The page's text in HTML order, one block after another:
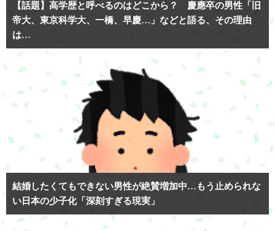
【話題】高学歴と呼べるのはどこから？ 慶應卒の男性「旧
帝大、東京科学大、一橋、早慶…」などと語る、その理由
は…
結婚したくてもできない男性が絶賛増加中…もう止められな
い日本の少子化「深刻すぎる現実」